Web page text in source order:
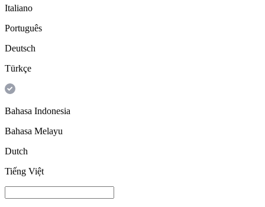
Italiano
Português
Deutsch
Türkçe
Bahasa Indonesia
Bahasa Melayu
Dutch
Tiếng Việt